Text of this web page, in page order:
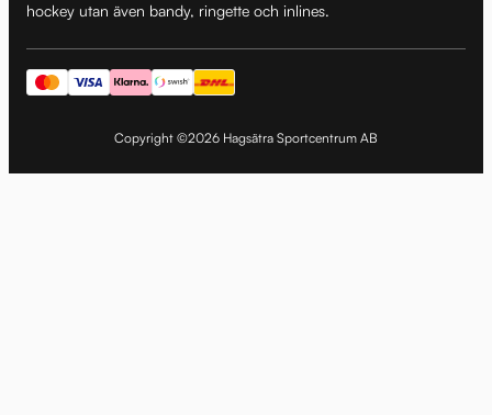
hockey utan även bandy, ringette och inlines.
Copyright ©2026 Hagsätra Sportcentrum AB